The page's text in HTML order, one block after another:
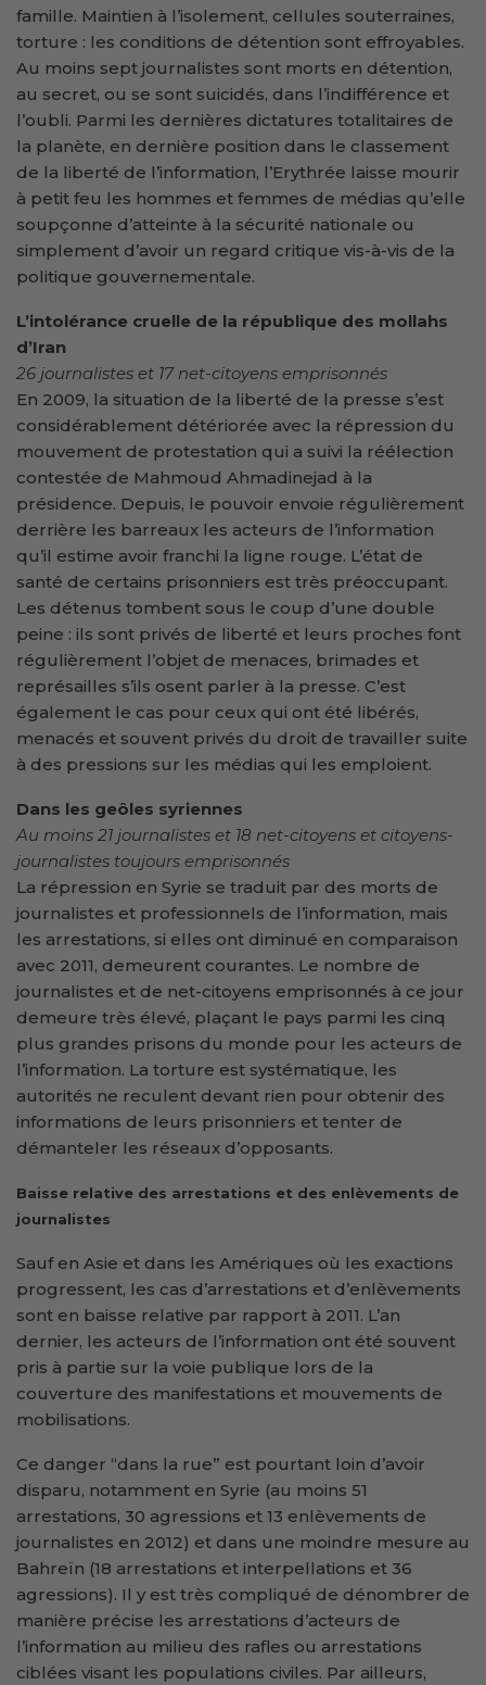
famille. Maintien à l’isolement, cellules souterraines,
torture : les conditions de détention sont effroyables.
Au moins sept journalistes sont morts en détention,
au secret, ou se sont suicidés, dans l’indifférence et
l’oubli. Parmi les dernières dictatures totalitaires de
la planète, en dernière position dans le classement
de la liberté de l’information, l’Erythrée laisse mourir
à petit feu les hommes et femmes de médias qu’elle
soupçonne d’atteinte à la sécurité nationale ou
simplement d’avoir un regard critique vis-à-vis de la
politique gouvernementale.
L’intolérance cruelle de la république des mollahs
d’Iran
26 journalistes et 17 net-citoyens emprisonnés
En 2009, la situation de la liberté de la presse s’est
considérablement détériorée avec la répression du
mouvement de protestation qui a suivi la réélection
contestée de Mahmoud Ahmadinejad à la
présidence. Depuis, le pouvoir envoie régulièrement
derrière les barreaux les acteurs de l’information
qu’il estime avoir franchi la ligne rouge. L’état de
santé de certains prisonniers est très préoccupant.
Les détenus tombent sous le coup d’une double
peine : ils sont privés de liberté et leurs proches font
régulièrement l’objet de menaces, brimades et
représailles s’ils osent parler à la presse. C’est
également le cas pour ceux qui ont été libérés,
menacés et souvent privés du droit de travailler suite
à des pressions sur les médias qui les emploient.
Dans les geôles syriennes
Au moins 21 journalistes et 18 net-citoyens et citoyens-
journalistes toujours emprisonnés
La répression en Syrie se traduit par des morts de
journalistes et professionnels de l’information, mais
les arrestations, si elles ont diminué en comparaison
avec 2011, demeurent courantes. Le nombre de
journalistes et de net-citoyens emprisonnés à ce jour
demeure très élevé, plaçant le pays parmi les cinq
plus grandes prisons du monde pour les acteurs de
l’information. La torture est systématique, les
autorités ne reculent devant rien pour obtenir des
informations de leurs prisonniers et tenter de
démanteler les réseaux d’opposants.
Baisse relative des arrestations et des enlèvements de
journalistes
Sauf en Asie et dans les Amériques où les exactions
progressent, les cas d’arrestations et d’enlèvements
sont en baisse relative par rapport à 2011. L’an
dernier, les acteurs de l’information ont été souvent
pris à partie sur la voie publique lors de la
couverture des manifestations et mouvements de
mobilisations.
Ce danger “dans la rue” est pourtant loin d’avoir
disparu, notamment en Syrie (au moins 51
arrestations, 30 agressions et 13 enlèvements de
journalistes en 2012) et dans une moindre mesure au
Bahreïn (18 arrestations et interpellations et 36
agressions). Il y est très compliqué de dénombrer de
manière précise les arrestations d’acteurs de
l’information au milieu des rafles ou arrestations
ciblées visant les populations civiles. Par ailleurs,